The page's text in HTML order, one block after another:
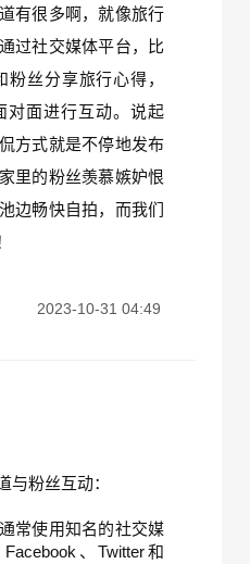
有很多啊，就像旅行
过社交媒体平台，比
丝分享旅行心得，
对面进行互动。说起
方式就是不停地发布
里的粉丝羡慕嫉妒恨
边畅快自拍，而我们
2023-10-31 04:49
与粉丝互动：
常使用知名的社交媒
、Twitter和